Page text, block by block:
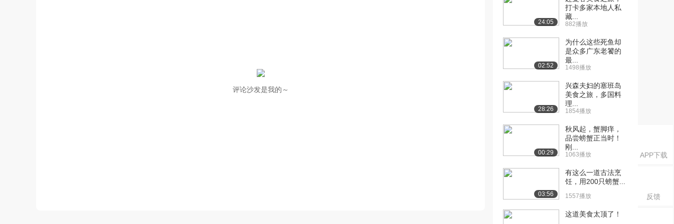
APP下载
反馈
评论沙发是我的～
24:05
打卡多家本地人私
藏...
882播放
02:52
为什么这些死鱼却
是众多广东老饕的
最...
1498播放
28:26
兴森夫妇的塞班岛
美食之旅，多国料
理...
1854播放
00:29
秋风起，蟹脚痒，
品尝螃蟹正当时！
刚...
1063播放
03:56
有这么一道古法烹
饪，用200只螃蟹...
1557播放
这道美食太顶了！